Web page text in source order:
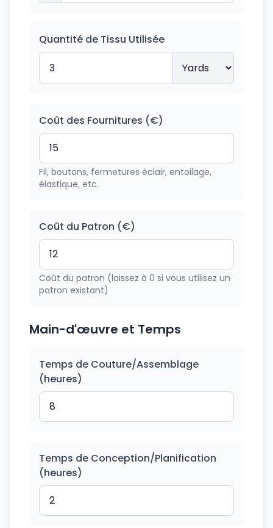
Quantité de Tissu Utilisée
Coût des Fournitures (€)
Fil, boutons, fermetures éclair, entoilage,
élastique, etc.
Coût du Patron (€)
Coût du patron (laissez à 0 si vous utilisez un
patron existant)
Main-d'œuvre et Temps
Temps de Couture/Assemblage
(heures)
Temps de Conception/Planification
(heures)